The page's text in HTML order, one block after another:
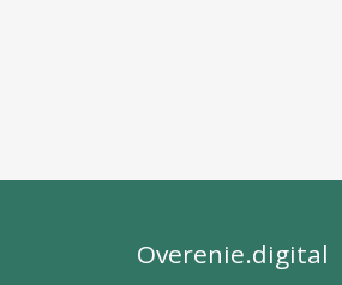
Overenie.digital